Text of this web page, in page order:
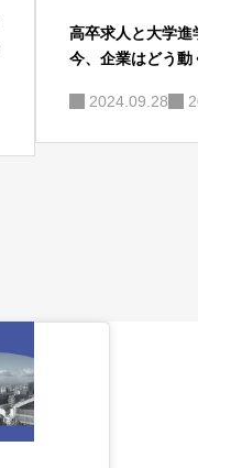
高卒求人と大学進学が
今、企業はどう動くべき
2024.09.28